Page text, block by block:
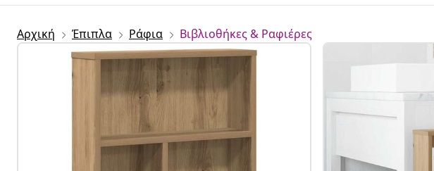
Αρχική Έπιπλα Ράφια Βιβλιοθήκες & Ραφιέρες